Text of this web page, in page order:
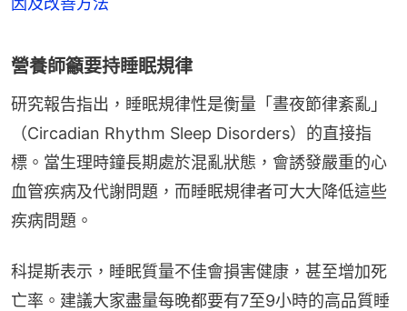
營養師籲要持睡眠規律
研究報告指出，睡眠規律性是衡量「晝夜節律紊亂」
（Circadian Rhythm Sleep Disorders）的直接指
標。當生理時鐘長期處於混亂狀態，會誘發嚴重的心
血管疾病及代謝問題，而睡眠規律者可大大降低這些
疾病問題。
科提斯表示，睡眠質量不佳會損害健康，甚至增加死
亡率。建議大家盡量每晚都要有7至9小時的高品質睡